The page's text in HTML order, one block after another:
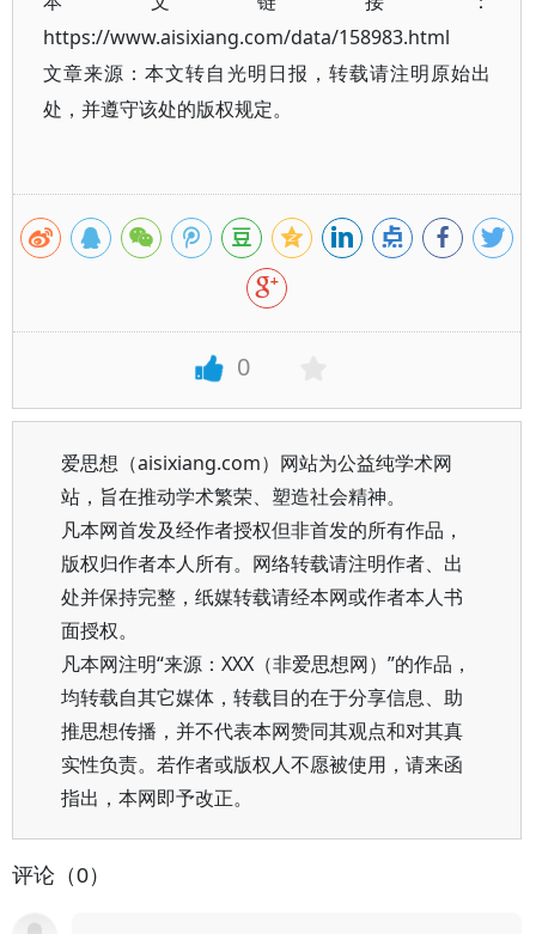
https://www.aisixiang.com/data/158983.html
文章来源：本文转自光明日报，转载请注明原始出
处，并遵守该处的版权规定。
0
爱思想（aisixiang.com）网站为公益纯学术网
站，旨在推动学术繁荣、塑造社会精神。
凡本网首发及经作者授权但非首发的所有作品，
版权归作者本人所有。网络转载请注明作者、出
处并保持完整，纸媒转载请经本网或作者本人书
面授权。
凡本网注明“来源：XXX（非爱思想网）”的作品，
均转载自其它媒体，转载目的在于分享信息、助
推思想传播，并不代表本网赞同其观点和对其真
实性负责。若作者或版权人不愿被使用，请来函
指出，本网即予改正。
评论（0）